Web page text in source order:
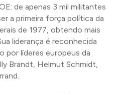
de apenas 3 mil militantes
a primeira força política da
de 1977, obtendo mais
liderança é reconhecida
por líderes europeus da
Brandt, Helmut Schmidt,